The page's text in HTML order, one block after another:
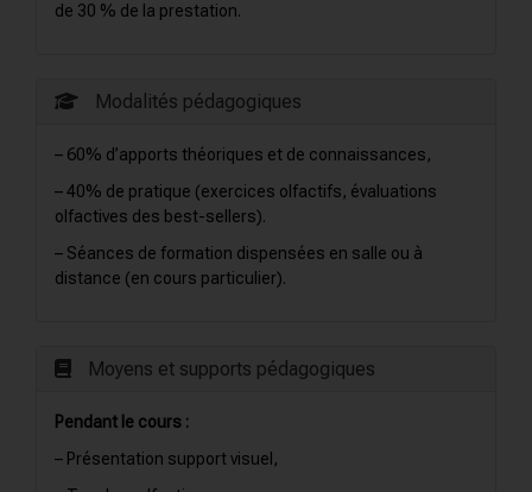
de 30 % de la prestation.
Modalités pédagogiques
– 60% d’apports théoriques et de connaissances,
– 40% de pratique (exercices olfactifs, évaluations
olfactives des best-sellers).
– Séances de formation dispensées en salle ou à
distance (en cours particulier).
Moyens et supports pédagogiques
Pendant le cours :
– Présentation support visuel,